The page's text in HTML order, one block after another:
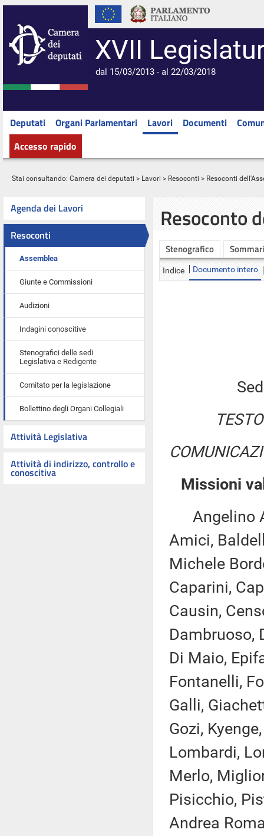
XVII
dal 15/03/2013 - al 22/03/2018
Deputati Organi Parlamentari Lavori Documenti
Accesso rapido
Stai consultando: Camera dei deputati > Lavori > Resoconti > Resoconti
Agenda dei Lavori
Resoconti
Assemblea
Giunte e Commissioni
Audizioni
Indagini conoscitive
Stenografici delle sedi
Legislativa e Redigente
Comitato per la legislazione
Bollettino degli Organi Collegiali
Attività Legislativa
Attività di indirizzo, controllo e
conoscitiva
Resoconto
Stenografico
Indice Documento intero
Missioni
Angelino
Amici,
Michele
Caparini,
Causin,
Dambruoso,
Di Maio,
Fontanelli,
Galli,
Gozi,
Lombardi,
Merlo,
Pisicchio,
Andrea